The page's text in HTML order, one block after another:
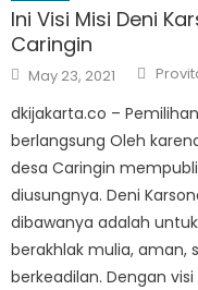
Ini Visi Misi Deni
Caringin
Posted
on
May 23, 2021
dkijakarta.co –
berlangsung Oleh
desa Caringin
diusungnya. Deni
dibawanya adalah
berakhlak mulia, aman,
berkeadilan. Dengan